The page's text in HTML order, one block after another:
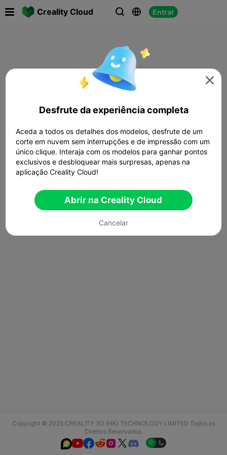
Creality Cloud   Entrar
Copyright © 2025 CREALITY 3D (HK) TECHNOLOGY LIMITED Todos os
Direitos Reservados.
  

Desfrute da experiência completa
Aceda a todos os detalhes dos modelos, desfrute de um
corte em nuvem sem interrupções e de impressão com um
único clique. Interaja com os modelos para ganhar pontos
exclusivos e desbloquear mais surpresas, apenas na
aplicação Creality Cloud!
Abrir na Creality Cloud
Cancelar